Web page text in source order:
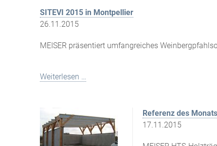
SITEVI 2015 in Montpellier
26.11.2015
MEISER präsentiert umfangreiches
Weiterlesen …
Referenz des
17.11.2015